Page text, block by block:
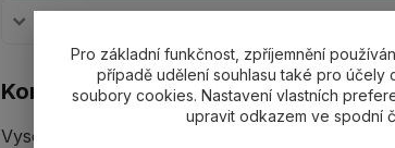
Kompletní specifikace
Vysokopevnostní třmen SHG033-SHG55 s
Pro základní funkčnost, zpříjemnění
případě udělení souhlasu také pro účely
soubory cookies. Nastavení vlastních
upravit odkazem ve spodní